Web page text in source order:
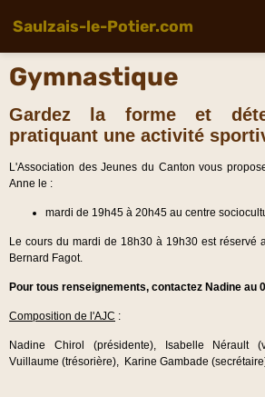
Saulzais-le-Potier.com
Gymnastique
Gardez la forme et
pratiquant une activité
L'Association des Jeunes du Canton vous
Anne le :
mardi de 19h45 à 20h45 au centre
Le cours du mardi de 18h30 à 19h30 est réservé
Bernard Fagot.
Pour tous renseignements, contactez Nadine au
Composition de l'AJC :
Nadine Chirol (présidente), Isabelle Nérault
Vuillaume (trésorière), Karine Gambade